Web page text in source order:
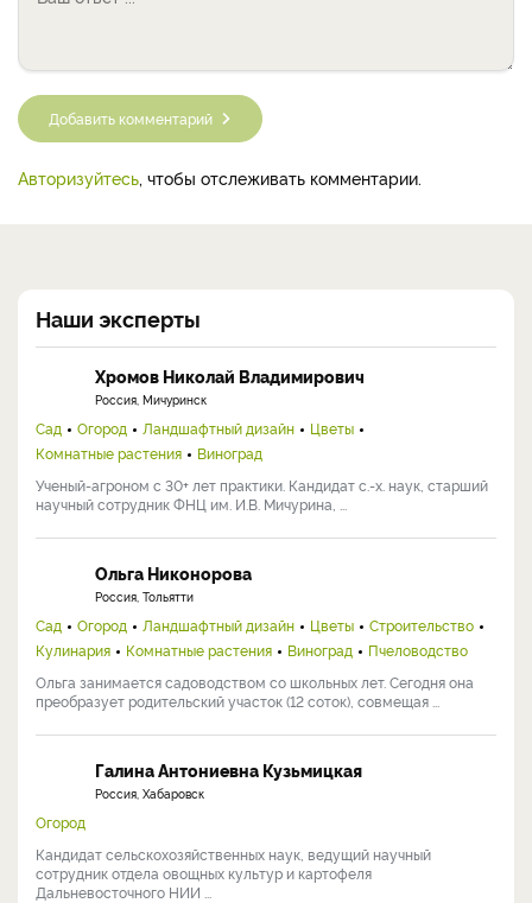
Добавить комментарий
Авторизуйтесь , чтобы отслеживать комментарии.
Наши эксперты
Хромов Николай Владимирович
Россия, Мичуринск
Сад Огород Ландшафтный дизайн
Цветы
Комнатные растения
Виноград
Ученый-агроном с 30+ лет практики. Кандидат с.-х. наук, старший
научный сотрудник ФНЦ им. И.В. Мичурина, ...
Ольга Никонорова
Россия, Тольятти
Сад Огород Ландшафтный дизайн Цветы
Строительство
Кулинария
Комнатные растения Виноград
Пчеловодство
Ольга занимается садоводством со школьных лет. Сегодня она
преобразует родительский участок (12 соток), совмещая ...
Галина Антониевна Кузьмицкая
Россия, Хабаровск
Огород
Кандидат сельскохозяйственных наук, ведущий научный
сотрудник отдела овощных культур и картофеля
Дальневосточного НИИ ...